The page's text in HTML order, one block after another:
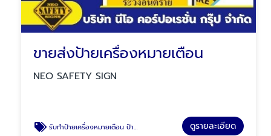
ขายส่งป้ายเครื่องหมายเตือน
NEO SAFETY SIGN
รับทำป้ายเครื่องหมายเตือน ป้ายระวังอันตราย ป้ายระวังรถยก ดูรายละเอียด